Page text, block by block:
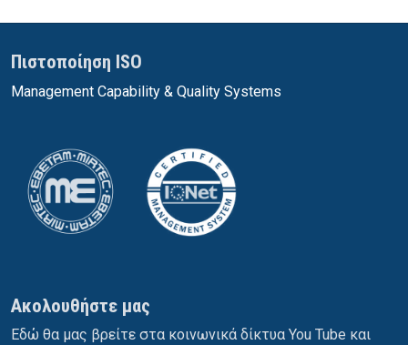
Πιστοποίηση ISO
Management Capability & Quality Systems
Ακολουθήστε μας
Εδώ θα μας βρείτε στα κοινωνικά δίκτυα You Tube και